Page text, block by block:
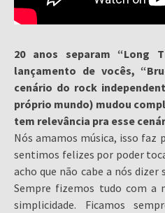
20 anos separam “Long
lançamento de vocês,
cenário do rock
próprio mundo) mudou
tem relevância pra esse
Nós amamos música, isso faz
sentimos felizes por poder
acho que não cabe a nós
Sempre fizemos tudo com a
simplicidade. Ficamos